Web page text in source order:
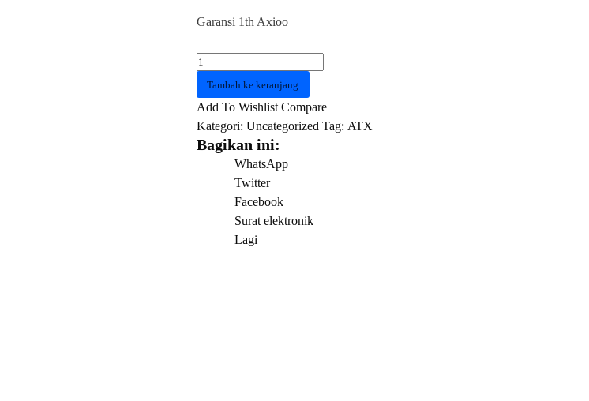
Garansi 1th Axioo
Kuantitas
AXIOO
MyBook
Celeron
N4020
Tambah ke keranjang
Add To Wishlist Compare
Kategori: Uncategorized Tag: ATX
Bagikan ini:
WhatsApp
Twitter
Facebook
Surat elektronik
Lagi